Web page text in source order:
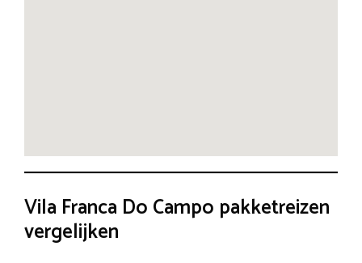
Vila Franca Do Campo pakketreizen
vergelijken